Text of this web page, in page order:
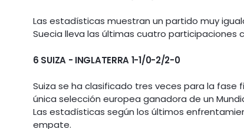
Las estadísticas muestran un partido muy
Suecia lleva las últimas cuatro participaciones
6 SUIZA - INGLATERRA 1-1/0-2/2-0
Suiza se ha clasificado tres veces para la fase
única selección europea ganadora de un
Las estadísticas según los últimos
empate.